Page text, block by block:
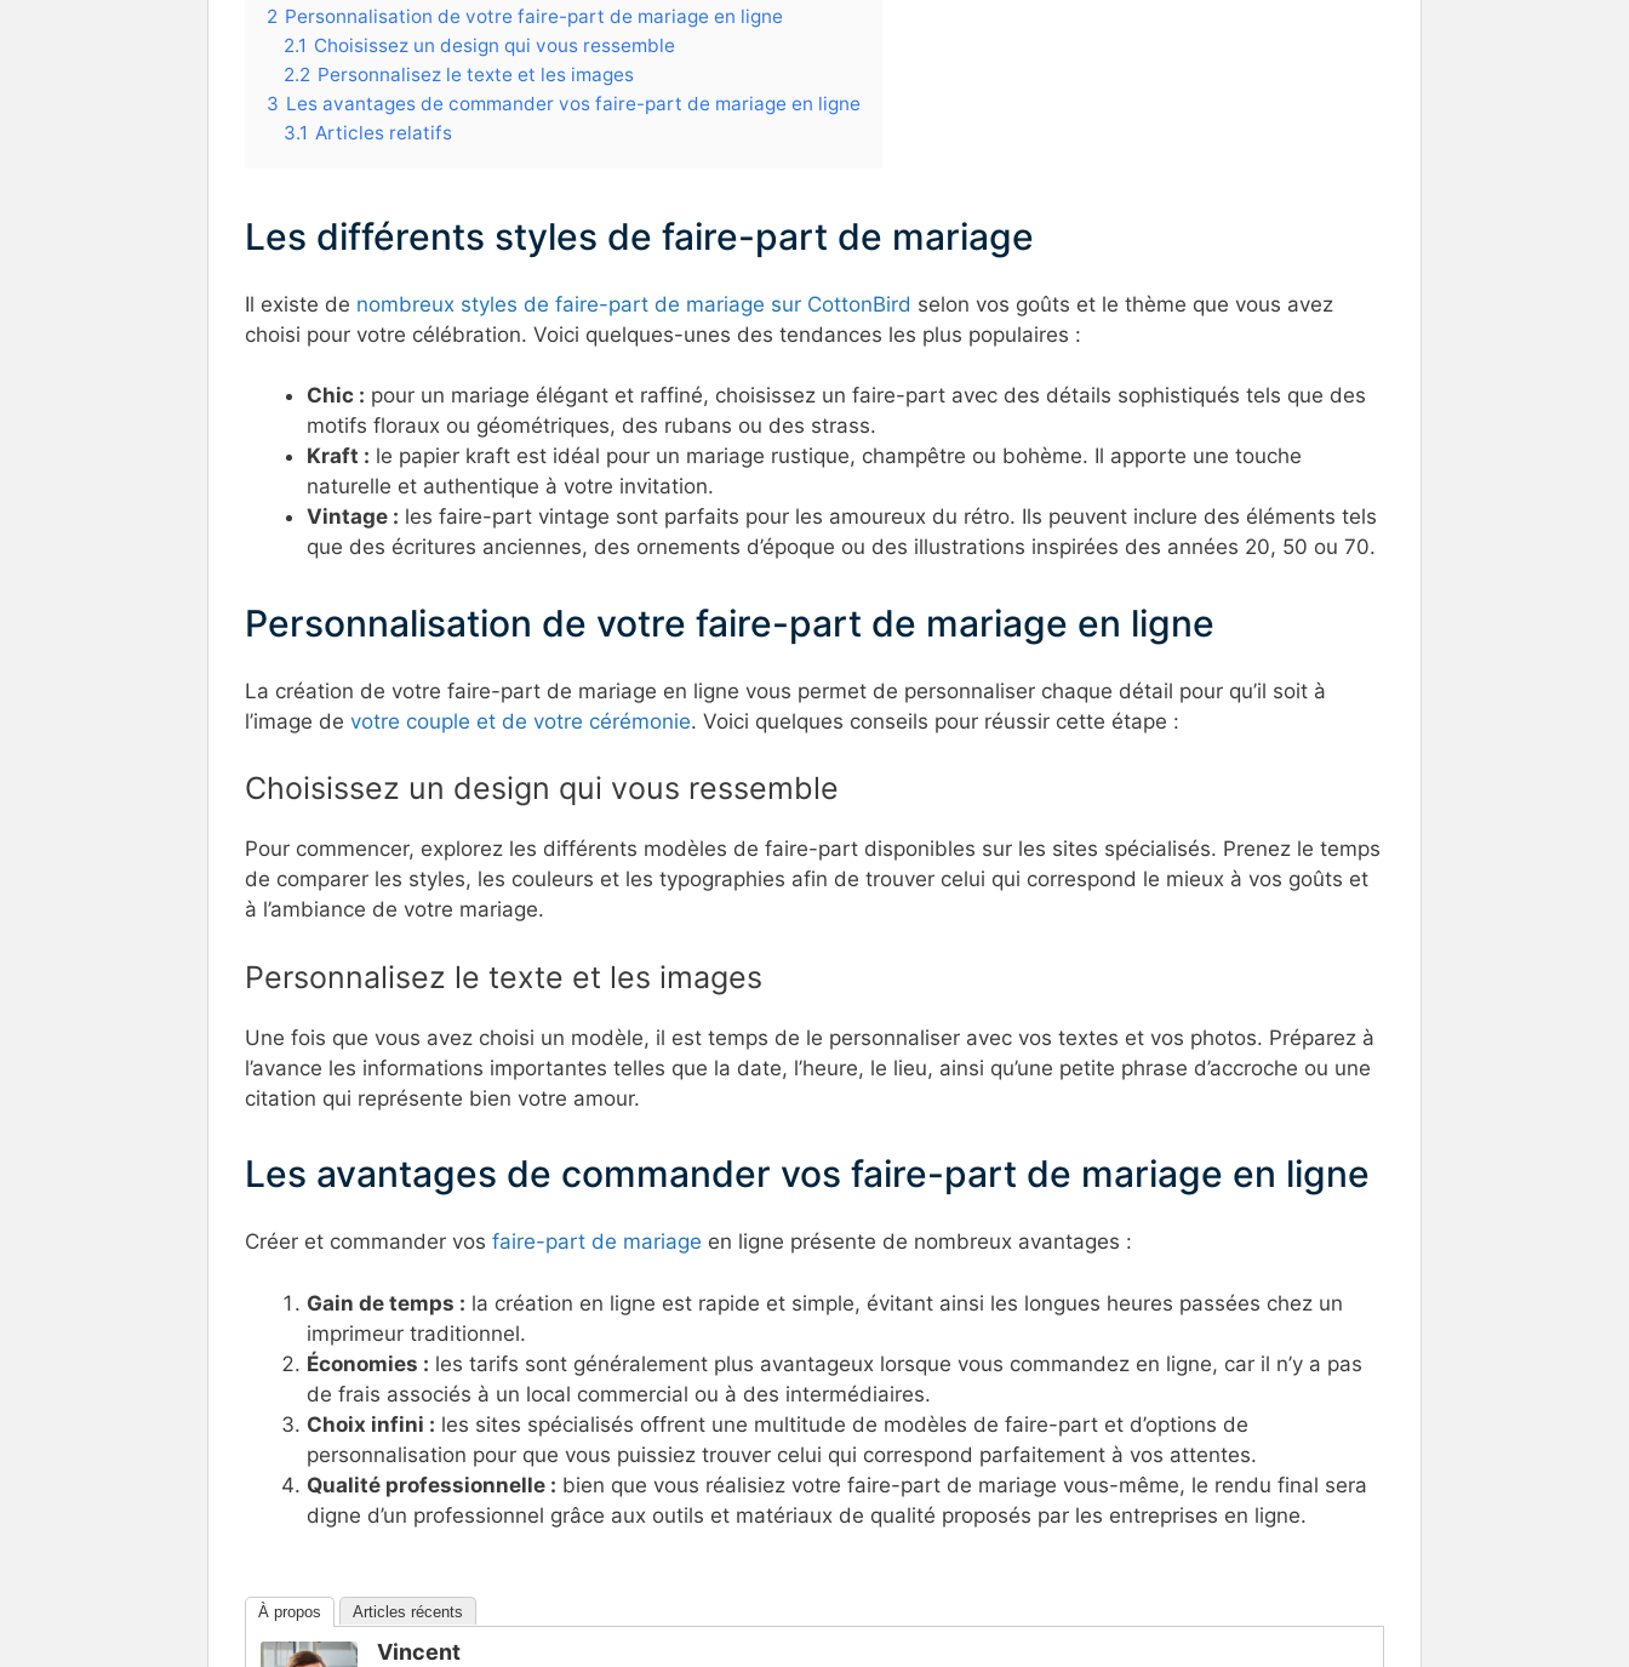
2 Personnalisation de votre faire-part de mariage en ligne
2.1 Choisissez un design qui vous ressemble
2.2 Personnalisez le texte et les images
3 Les avantages de commander vos faire-part de mariage en ligne
3.1 Articles relatifs
Les différents styles de faire-part de mariage
Il existe de nombreux styles de faire-part de mariage sur CottonBird selon vos goûts et le thème que vous avez
choisi pour votre célébration. Voici quelques-unes des tendances les plus populaires :
Chic : pour un mariage élégant et raffiné, choisissez un faire-part avec des détails sophistiqués tels que des
motifs floraux ou géométriques, des rubans ou des strass.
Kraft : le papier kraft est idéal pour un mariage rustique, champêtre ou bohème. Il apporte une touche
naturelle et authentique à votre invitation.
Vintage : les faire-part vintage sont parfaits pour les amoureux du rétro. Ils peuvent inclure des éléments tels
que des écritures anciennes, des ornements d’époque ou des illustrations inspirées des années 20, 50 ou 70.
Personnalisation de votre faire-part de mariage en ligne
La création de votre faire-part de mariage en ligne vous permet de personnaliser chaque détail pour qu’il soit à
l’image de votre couple et de votre cérémonie. Voici quelques conseils pour réussir cette étape :
Choisissez un design qui vous ressemble
Pour commencer, explorez les différents modèles de faire-part disponibles sur les sites spécialisés. Prenez le temps
de comparer les styles, les couleurs et les typographies afin de trouver celui qui correspond le mieux à vos goûts et
à l’ambiance de votre mariage.
Personnalisez le texte et les images
Une fois que vous avez choisi un modèle, il est temps de le personnaliser avec vos textes et vos photos. Préparez à
l’avance les informations importantes telles que la date, l’heure, le lieu, ainsi qu’une petite phrase d’accroche ou une
citation qui représente bien votre amour.
Les avantages de commander vos faire-part de mariage en ligne
Créer et commander vos faire-part de mariage en ligne présente de nombreux avantages :
Gain de temps : la création en ligne est rapide et simple, évitant ainsi les longues heures passées chez un
imprimeur traditionnel.
Économies : les tarifs sont généralement plus avantageux lorsque vous commandez en ligne, car il n’y a pas
de frais associés à un local commercial ou à des intermédiaires.
Choix infini : les sites spécialisés offrent une multitude de modèles de faire-part et d’options de
personnalisation pour que vous puissiez trouver celui qui correspond parfaitement à vos attentes.
Qualité professionnelle : bien que vous réalisiez votre faire-part de mariage vous-même, le rendu final sera
digne d’un professionnel grâce aux outils et matériaux de qualité proposés par les entreprises en ligne.
À propos Articles récents
Vincent